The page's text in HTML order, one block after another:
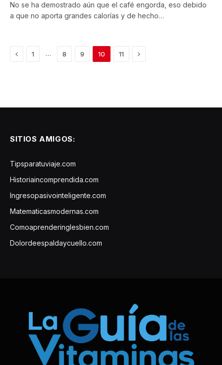
No se ha demostrado aún que el café engorda, eso debido
a que no aporta grandes calorías y de hecho…
Previous
1 … 8 9 10 11 Next
SITIOS AMIGOS:
Tipsparatuviaje.com
Historiaincomprendida.com
Ingresopasivointeligente.com
Matematicasmodernas.com
Comoaprenderinglesbien.com
Dolordeespaldaycuello.com